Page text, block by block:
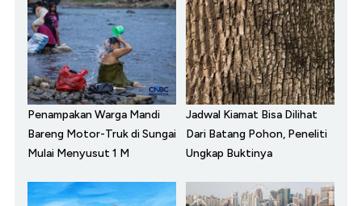
Penampakan Warga Mandi
Bareng Motor-Truk di Sungai
Mulai Menyusut 1 M
Jadwal Kiamat Bisa Dilihat
Dari Batang Pohon, Peneliti
Ungkap Buktinya